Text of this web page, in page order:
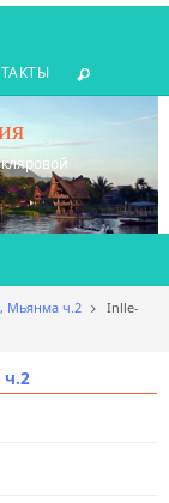
Мьянма ч.2
Inlle-